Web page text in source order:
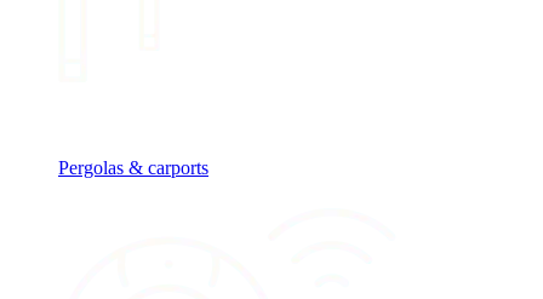
Pergolas & carports